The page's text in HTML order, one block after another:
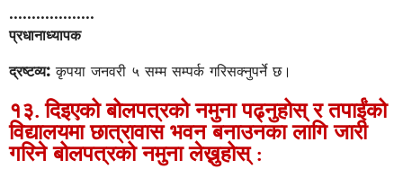
...................
प्रधानाध्यापक
द्रष्टव्य: कृपया जनवरी ५ सम्म सम्पर्क गरिसक्नुपर्ने छ।
१३. दिइएको बोलपत्रको नमुना पढ्नुहोस् र तपाईंको
विद्यालयमा छात्रावास भवन बनाउनका लागि जारी
गरिने बोलपत्रको नमुना लेख्नुहोस् :